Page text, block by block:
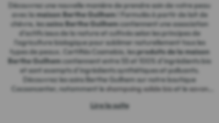
Découvrez une nouvelle manière de prendre soin de votre peau
avec lamaison Berthe Guilhem! Formulés à partir de lait de
chèvre, lessoins Berthe Guilhemcontiennent une association
d'actifs issus de la nature et cultivés selon les principes de
l'agriculture biologique pour sublimer naturellement tous les
types de peaux. Certifiés Cosmebio, lesproduits de la maison
Berthe Guilhemcontiennent entre 55 et 100% d'ingrédients bio
et sont exempts d'ingrédients synthétiques et polluants.
Découvrez les soins Berthe Guilhem sur notre boutique
Cocooncenter, notamment le shampoing solide bioet le savon
Lire la suite